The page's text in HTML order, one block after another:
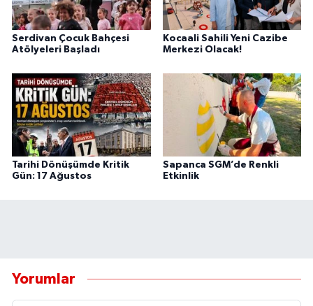
Serdivan Çocuk Bahçesi
Atölyeleri Başladı
Kocaali Sahili Yeni Cazibe
Merkezi Olacak!
Tarihi Dönüşümde Kritik
Gün: 17 Ağustos
Sapanca SGM’de Renkli
Etkinlik
Yorumlar